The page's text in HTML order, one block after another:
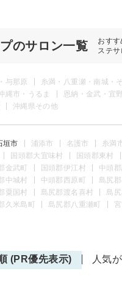
のサロン一覧
おす
ステサ
与那原 糸満・八重瀬・南城・
縄市・うるま 恩納・金武・宜
沖縄県その他
垣市 浦添市 名護市 糸満
国頭郡大宜味村 国頭郡東村
金武町 国頭郡伊江村 中頭
中城村 中頭郡西原町 島尻郡
粟国村 島尻郡渡名喜村 島尻
久米島町 島尻郡八重瀬町
(PR優先表示) 人気